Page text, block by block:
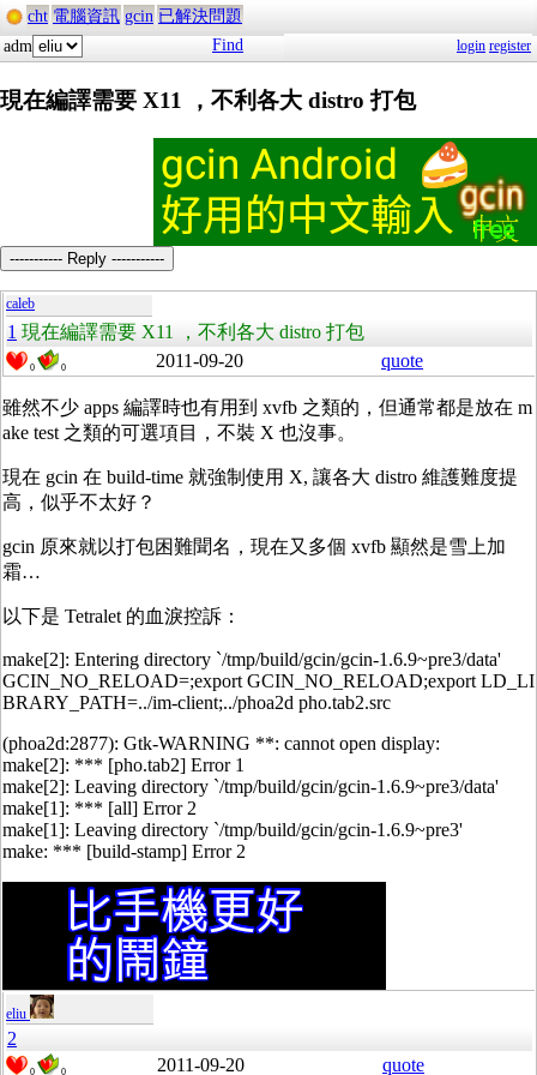
cht 電腦資訊 gcin 已解決問題
adm
Find login register
現在編譯需要 X11 ，不利各大 distro 打包
----------- Reply -----------
caleb
1 現在編譯需要 X11 ，不利各大 distro 打包
0 0 2011-09-20 quote
雖然不少 apps 編譯時也有用到 xvfb 之類的，但通常都是放在 m
ake test 之類的可選項目，不裝 X 也沒事。
現在 gcin 在 build-time 就強制使用 X, 讓各大 distro 維護難度提
高，似乎不太好？
gcin 原來就以打包困難聞名，現在又多個 xvfb 顯然是雪上加
霜…
以下是 Tetralet 的血淚控訴：
make[2]: Entering directory `/tmp/build/gcin/gcin-1.6.9~pre3/data'
GCIN_NO_RELOAD=;export GCIN_NO_RELOAD;export LD_LI
BRARY_PATH=../im-client;../phoa2d pho.tab2.src
(phoa2d:2877): Gtk-WARNING **: cannot open display:
make[2]: *** [pho.tab2] Error 1
make[2]: Leaving directory `/tmp/build/gcin/gcin-1.6.9~pre3/data'
make[1]: *** [all] Error 2
make[1]: Leaving directory `/tmp/build/gcin/gcin-1.6.9~pre3'
make: *** [build-stamp] Error 2
eliu
2
0 0 2011-09-20 quote